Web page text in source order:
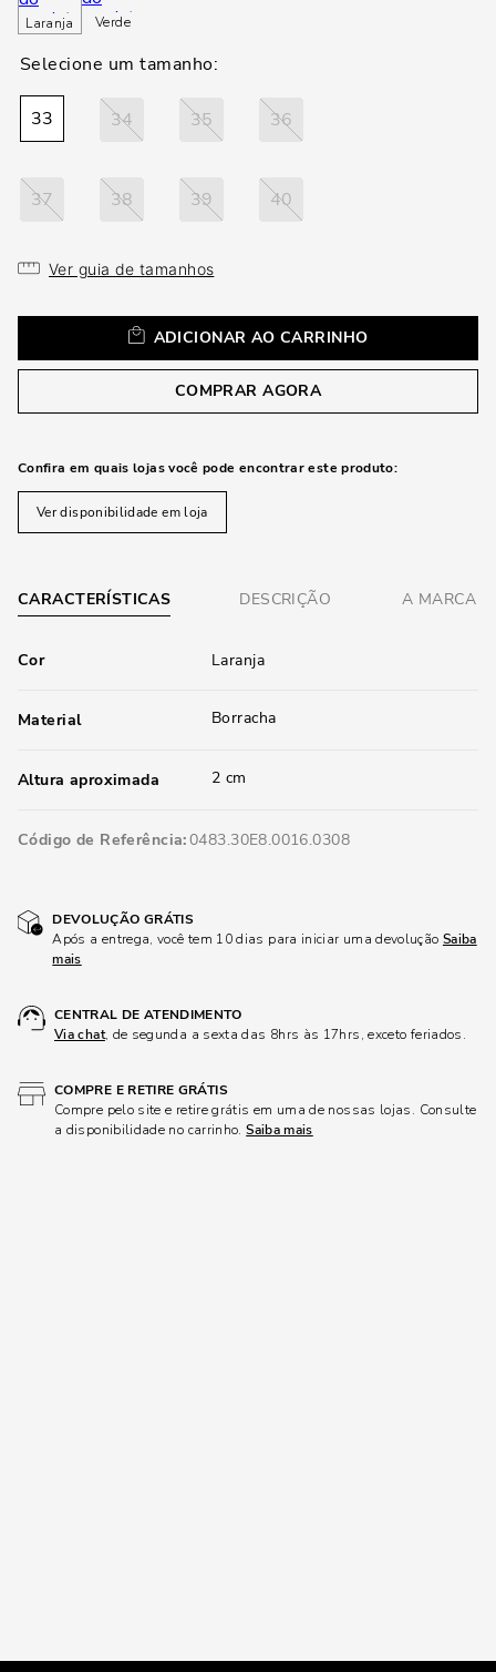
Laranja Verde
33 34 35 36
37 38 39 40
Ver guia de tamanhos
ADICIONAR AO CARRINHO
COMPRAR AGORA
Confira em quais lojas você pode encontrar este produto:
Ver disponibilidade em loja
CARACTERÍSTICAS DESCRIÇÃO A MARCA
Cor Laranja
Material Borracha
Altura aproximada 2 cm
Código de Referência 0483.30E8.0016.0308
DEVOLUÇÃO GRÁTIS
Após a entrega, você tem 10 dias para iniciar uma devolução Saiba
mais
CENTRAL DE ATENDIMENTO
Via chat, de segunda a sexta das 8hrs às 17hrs, exceto feriados.
COMPRE E RETIRE GRÁTIS
Compre pelo site e retire grátis em uma de nossas lojas. Consulte
a disponibilidade no carrinho.Saiba mais